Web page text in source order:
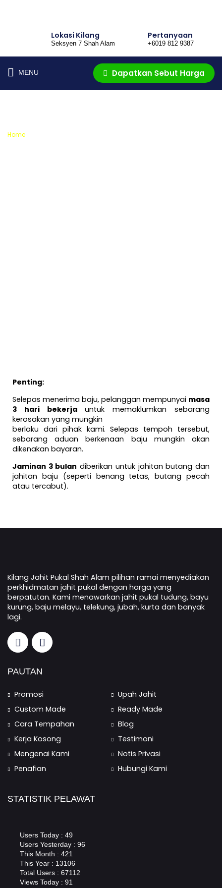
Lokasi Kilang
Seksyen 7 Shah Alam
Pertanyaan
+6019 812 9387
MENU Dapatkan Sebut Harga
Home
Penting:
Selepas menerima baju, pelanggan mempunyai masa
3 hari bekerjauntuk memaklumkan sebarang
kerosakan yang mungkin
berlaku dari pihak kami. Selepas tempoh tersebut,
sebarang aduan berkenaan baju mungkin akan
dikenakan bayaran.
Jaminan 3 bulan diberikan untuk jahitan butang dan
jahitan baju (seperti benang tetas, butang pecah
atau tercabut).
Kilang Jahit Pukal Shah Alam pilihan ramai menyediakan
perkhidmatan jahit pukal dengan harga yang
berpatutan. Kami menawarkan jahit pukal tudung, bayu
kurung, baju melayu, telekung, jubah, kurta dan banyak
lagi.
PAUTAN
Promosi
Upah Jahit
Custom Made
Ready Made
Cara Tempahan
Blog
Kerja Kosong
Testimoni
Mengenai Kami
Notis Privasi
Penafian
Hubungi Kami
STATISTIK PELAWAT
Users Today : 49
Users Yesterday : 96
This Month : 421
This Year : 13106
Total Users : 67112
Views Today : 91